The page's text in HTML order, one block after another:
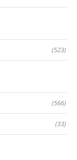
(523)
(566)
(33)